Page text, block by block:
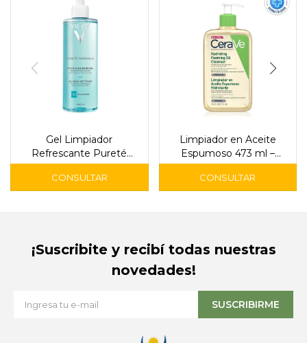
Gel Limpiador
Refrescante Pureté
Thermale 400 ml - Vichy
Limpiador en Aceite
Espumoso 473 ml –
CeraVe
¡Suscribite y recibí todas nuestras
novedades!
SUSCRIBIRME